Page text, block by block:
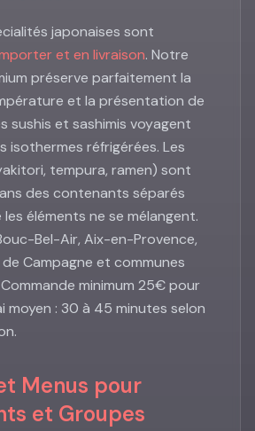
japonaises sont
et en livraison. Notre
préserve parfaitement la
et la présentation de
sushis et sashimis voyagent
isothermes réfrigérées. Les
tempura, ramen) sont
des contenants séparés
éléments ne se mélangent.
Bel-Air, Aix-en-Provence,
Campagne et communes
minimum 25€ pour
moyen : 30 à 45 minutes selon
Menus pour
et Groupes